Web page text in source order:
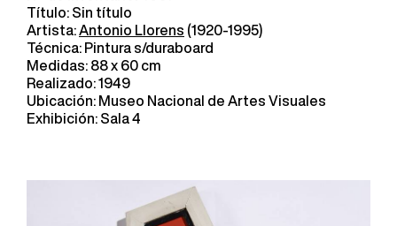
Título: Sin título
Artista: Antonio Llorens (1920-1995)
Técnica: Pintura s/duraboard
Medidas: 88 x 60 cm
Realizado: 1949
Ubicación: Museo Nacional de Artes Visuales
Exhibición: Sala 4